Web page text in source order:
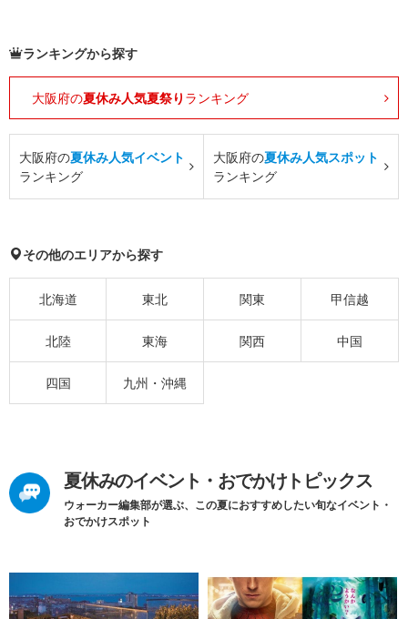
ランキングから探す
大阪府の夏休み人気夏祭り ランキング
大阪府の夏休み人気イベント
ランキング
大阪府の夏休み人気スポット
ランキング
その他のエリアから探す
北海道 東北 関東 甲信越
北陸 東海 関西 中国
四国 九州・沖縄
夏休みのイベント・おでかけトピックス
ウォーカー編集部が選ぶ、この夏におすすめしたい旬なイベント・
おでかけスポット